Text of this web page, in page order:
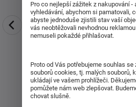
Pro co nejlepší zážitek z nakupování -
vyhledávání, abychom si pamatovali,
abyste jednoduše zjistili stav vaší
vás neobtěžovali nevhodnou
nemuseli pokaždé přihlašovat.
Proto od Vás potřebujeme souhlas se
souborů cookies, tj. malých souborů,
ukládají ve vašem prohlížeči.
pomůžete nám web zlepšovat.
chovat slušně.